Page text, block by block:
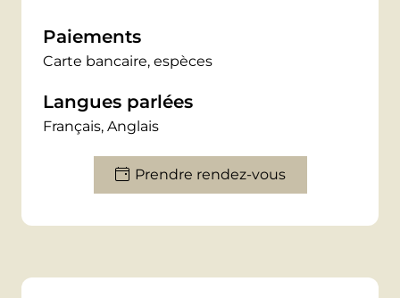
intuition et présence, pour un visage
revitalisé, rééquilibré, profondément
Paiements
Carte bancaire, espèces
Langues parlées
Français, Anglais
Prendre rendez-vous